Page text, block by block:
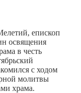
епископ
освящения
в честь
с ходом
молитвы
храма.